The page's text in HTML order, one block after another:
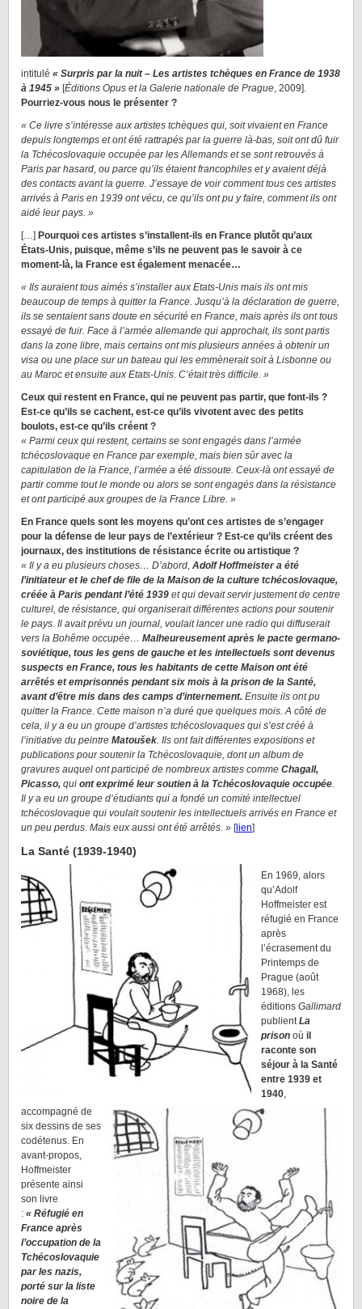
intitulé « Surpris par la nuit – Les artistes tchèques en France de 1938
à 1945 » [Éditions Opus et la Galerie nationale de Prague, 2009].
Pourriez-vous nous le présenter ?
« Ce livre s’intéresse aux artistes tchèques qui, soit vivaient en France
depuis longtemps et ont été rattrapés par la guerre là-bas, soit ont dû fuir
la Tchécoslovaquie occupée par les Allemands et se sont retrouvés à
Paris par hasard, ou parce qu’ils étaient francophiles et y avaient déjà
des contacts avant la guerre. J’essaye de voir comment tous ces artistes
arrivés à Paris en 1939 ont vécu, ce qu’ils ont pu y faire, comment ils ont
aidé leur pays. »
[…] Pourquoi ces artistes s’installent-ils en France plutôt qu’aux
États-Unis, puisque, même s’ils ne peuvent pas le savoir à ce
moment-là, la France est également menacée…
« Ils auraient tous aimés s’installer aux Etats-Unis mais ils ont mis
beaucoup de temps à quitter la France. Jusqu’à la déclaration de guerre,
ils se sentaient sans doute en sécurité en France, mais après ils ont tous
essayé de fuir. Face à l’armée allemande qui approchait, ils sont partis
dans la zone libre, mais certains ont mis plusieurs années à obtenir un
visa ou une place sur un bateau qui les emmènerait soit à Lisbonne ou
au Maroc et ensuite aux Etats-Unis. C’était très difficile. »
Ceux qui restent en France, qui ne peuvent pas partir, que font-ils ?
Est-ce qu’ils se cachent, est-ce qu’ils vivotent avec des petits
boulots, est-ce qu’ils créent ?
« Parmi ceux qui restent, certains se sont engagés dans l’armée
tchécoslovaque en France par exemple, mais bien sûr avec la
capitulation de la France, l’armée a été dissoute. Ceux-là ont essayé de
partir comme tout le monde ou alors se sont engagés dans la résistance
et ont participé aux groupes de la France Libre. »
En France quels sont les moyens qu’ont ces artistes de s’engager
pour la défense de leur pays de l’extérieur ? Est-ce qu’ils créent des
journaux, des institutions de résistance écrite ou artistique ?
« Il y a eu plusieurs choses… D’abord, Adolf Hoffmeister a été
l’initiateur et le chef de file de la Maison de la culture tchécoslovaque,
créée à Paris pendant l’été 1939 et qui devait servir justement de centre
culturel, de résistance, qui organiserait différentes actions pour soutenir
le pays. Il avait prévu un journal, voulait lancer une radio qui diffuserait
vers la Bohême occupée… Malheureusement après le pacte germano-
soviétique, tous les gens de gauche et les intellectuels sont devenus
suspects en France, tous les habitants de cette Maison ont été
arrêtés et emprisonnés pendant six mois à la prison de la Santé,
avant d’être mis dans des camps d’internement. Ensuite ils ont pu
quitter la France. Cette maison n’a duré que quelques mois. A côté de
cela, il y a eu un groupe d’artistes tchécoslovaques qui s’est créé à
l’initiative du peintre Matoušek. Ils ont fait différentes expositions et
publications pour soutenir la Tchécoslovaquie, dont un album de
gravures auquel ont participé de nombreux artistes comme Chagall,
Picasso, qui ont exprimé leur soutien à la Tchécoslovaquie occupée.
Il y a eu un groupe d’étudiants qui a fondé un comité intellectuel
tchécoslovaque qui voulait soutenir les intellectuels arrivés en France et
un peu perdus. Mais eux aussi ont été arrêtés. » [lien]
La Santé (1939-1940)
En 1969, alors
qu’Adolf
Hoffmeister est
réfugié en France
après
l’écrasement du
Printemps de
Prague (août
1968), les
éditions Gallimard
publientLa
prison où il
raconte son
séjour à la Santé
entre 1939 et
1940,
accompagné de
six dessins de ses
codétenus. En
avant-propos,
Hoffmeister
présente ainsi
son livre
: « Réfugié en
France après
l’occupation de la
Tchécoslovaquie
par les nazis,
porté sur la liste
noire de la